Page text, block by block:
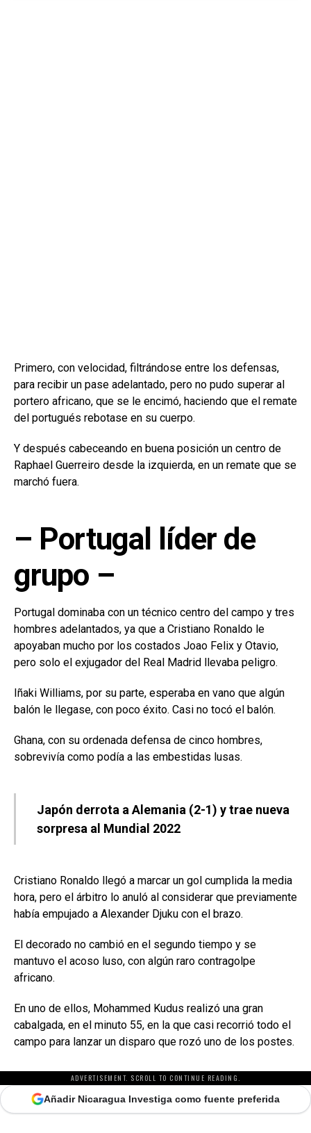
Primero, con velocidad, filtrándose entre los defensas,
para recibir un pase adelantado, pero no pudo superar al
portero africano, que se le encimó, haciendo que el remate
del portugués rebotase en su cuerpo.
Y después cabeceando en buena posición un centro de
Raphael Guerreiro desde la izquierda, en un remate que se
marchó fuera.
– Portugal líder de
grupo –
Portugal dominaba con un técnico centro del campo y tres
hombres adelantados, ya que a Cristiano Ronaldo le
apoyaban mucho por los costados Joao Felix y Otavio,
pero solo el exjugador del Real Madrid llevaba peligro.
Iñaki Williams, por su parte, esperaba en vano que algún
balón le llegase, con poco éxito. Casi no tocó el balón.
Ghana, con su ordenada defensa de cinco hombres,
sobrevivía como podía a las embestidas lusas.
Japón derrota a Alemania (2-1) y trae nueva
sorpresa al Mundial 2022
Cristiano Ronaldo llegó a marcar un gol cumplida la media
hora, pero el árbitro lo anuló al considerar que previamente
había empujado a Alexander Djuku con el brazo.
El decorado no cambió en el segundo tiempo y se
mantuvo el acoso luso, con algún raro contragolpe
africano.
En uno de ellos, Mohammed Kudus realizó una gran
cabalgada, en el minuto 55, en la que casi recorrió todo el
campo para lanzar un disparo que rozó uno de los postes.
ADVERTISEMENT. SCROLL TO CONTINUE READING.
Añadir Nicaragua Investiga como fuente preferida